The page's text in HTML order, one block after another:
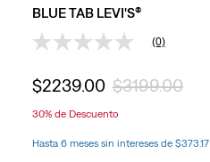
BLUE TAB LEVI'S®
Sin
Enlace
en
misma
(0)
$2239.00 $3199.00
30%de Descuento
Hasta 6 meses sin intereses de $373.17